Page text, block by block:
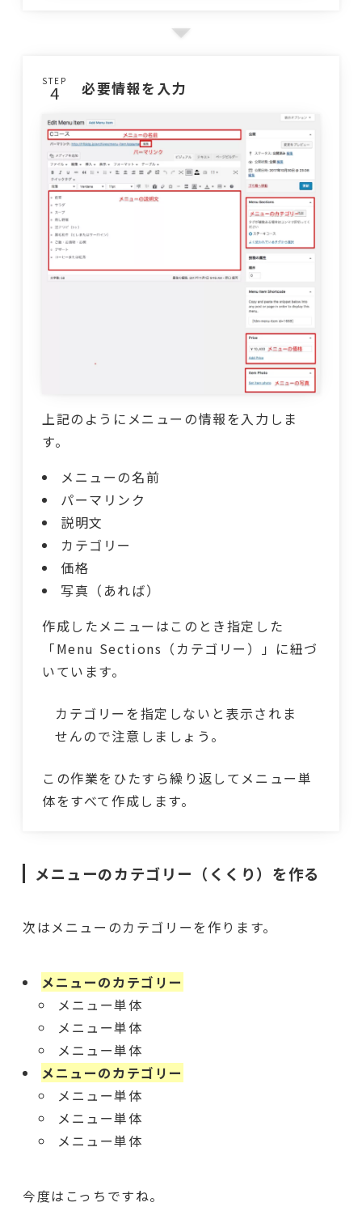
STEP 必要情報を入力
上記のようにメニューの情報を入力しま
す。
メニューの名前
パーマリンク
説明文
カテゴリー
価格
写真（あれば）
作成したメニューはこのとき指定した
「Menu Sections（カテゴリー）」に紐づ
いています。
カテゴリーを指定しないと表示されま
せんので注意しましょう。
この作業をひたすら繰り返してメニュー単
体をすべて作成します。
メニューのカテゴリー（くくり）を作る
次はメニューのカテゴリーを作ります。
メニューのカテゴリー
メニュー単体
メニュー単体
メニュー単体
メニューのカテゴリー
メニュー単体
メニュー単体
メニュー単体
今度はこっちですね。